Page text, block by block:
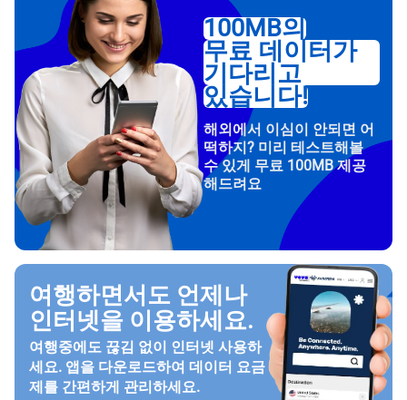
100MB의
무료 데이터가
기다리고
있습니다!
해외에서 이심이 안되면 어
떡하지? 미리 테스트해볼
수 있게 무료 100MB 제공
해드려요
여행하면서도 언제나
인터넷을 이용하세요.
여행중에도 끊김 없이 인터넷 사용하
세요. 앱을 다운로드하여 데이터 요금
제를 간편하게 관리하세요.